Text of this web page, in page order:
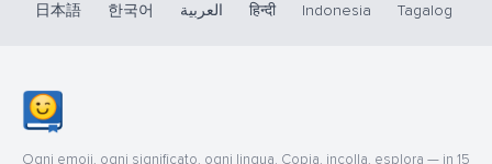
日本語
한국어 العربية हिन्दी Indonesia Tagalog
Ogni emoji, ogni significato, ogni lingua. Copia, incolla, esplora — in 15